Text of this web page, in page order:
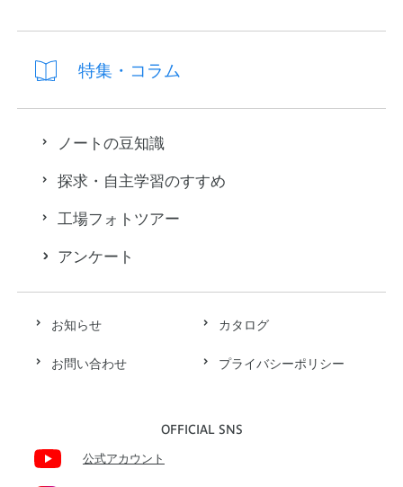
お知らせ カタログ
お問い合わせ プライバシーポリシー
OFFICIAL SNS
公式アカウント
特集・コラム
ノートの豆知識
探求・自主学習のすすめ
工場フォトツアー
アンケート